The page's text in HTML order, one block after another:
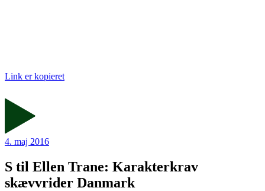
Link er kopieret
4. maj 2016
S til Ellen Trane: Karakterkrav
skævvrider Danmark